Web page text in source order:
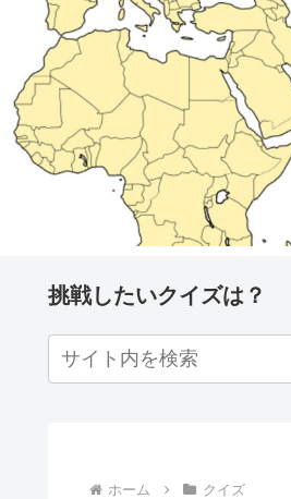
挑戦したいクイズは？
ホーム クイズ